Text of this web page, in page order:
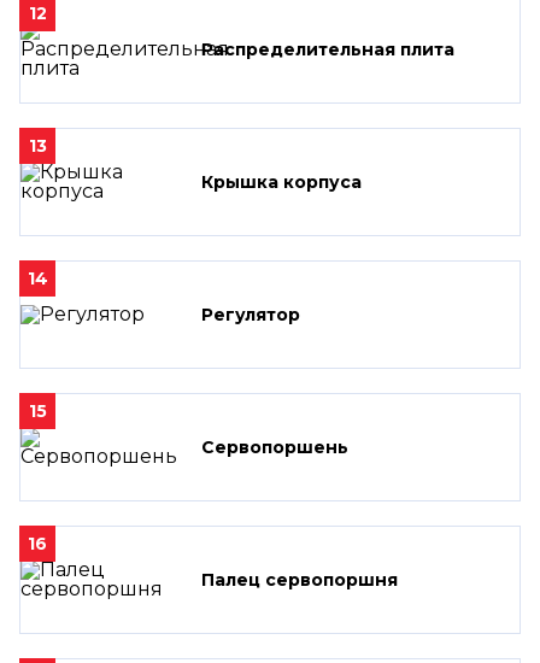
12
Распределительная плита
13
Крышка корпуса
14
Регулятор
15
Сервопоршень
16
Палец сервопоршня